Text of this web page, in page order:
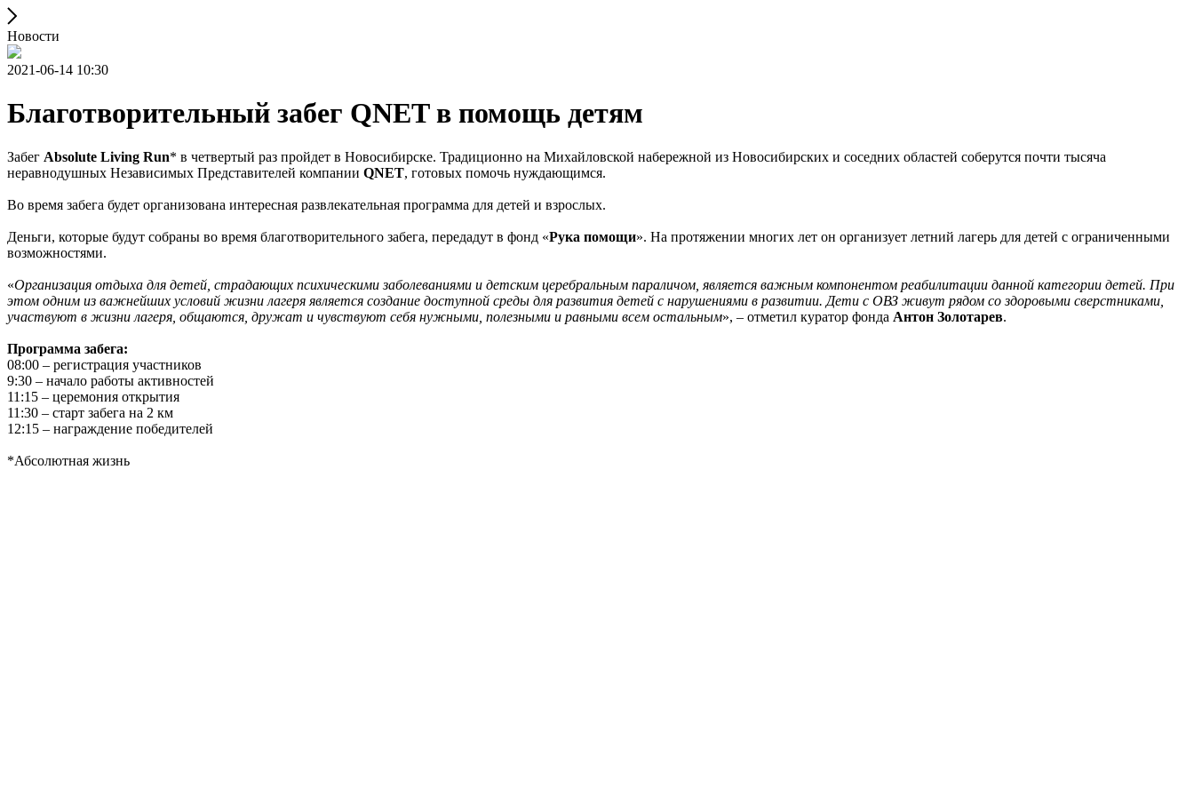
Новости
2021-06-14 10:30
Благотворительный забег QNET в помощь детям
Забег Absolute Living Run* в четвертый раз пройдет в Новосибирске. Традиционно на Михайловской набережной из Новосибирских и соседних областей соберутся почти тысяча
неравнодушных Независимых Представителей компании QNET, готовых помочь нуждающимся.
Во время забега будет организована интересная развлекательная программа для детей и взрослых.
Деньги, которые будут собраны во время благотворительного забега, передадут в фонд «Рука помощи». На протяжении многих лет он организует летний лагерь для детей с ограниченными
возможностями.
«Организация отдыха для детей, страдающих психическими заболеваниями и детским церебральным параличом, является важным компонентом реабилитации данной категории детей. При
этом одним из важнейших условий жизни лагеря является создание доступной среды для развития детей с нарушениями в развитии. Дети с ОВЗ живут рядом со здоровыми сверстниками,
участвуют в жизни лагеря, общаются, дружат и чувствуют себя нужными, полезными и равными всем остальным», – отметил куратор фонда Антон Золотарев.
Программа забега:
08:00 – регистрация участников
9:30 – начало работы активностей
11:15 – церемония открытия
11:30 – старт забега на 2 км
12:15 – награждение победителей
*Абсолютная жизнь